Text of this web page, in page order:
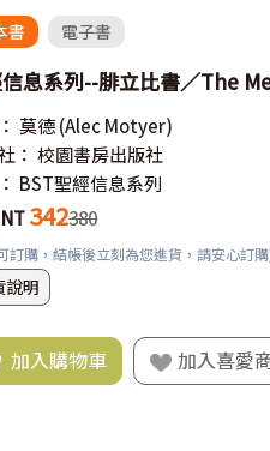
書 電子書
息系列--腓立比書／The
莫德(Alec Motyer)
： 校園書房出版社
BST聖經信息系列
342380
訂購，結帳後立刻為您進貨，請安心訂
說明
加入購物車 加入喜愛